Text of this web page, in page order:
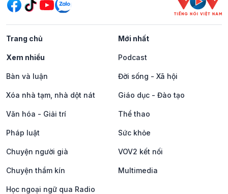
Trang chủ Mới nhất
Xem nhiều Podcast
Bàn và luận Đời sống - Xã hội
Xóa nhà tạm, nhà dột nát Giáo dục - Đào tạo
Văn hóa - Giải trí Thể thao
Pháp luật Sức khỏe
Chuyện người già VOV2 kết nối
Chuyện thầm kín Multimedia
Học ngoại ngữ qua Radio